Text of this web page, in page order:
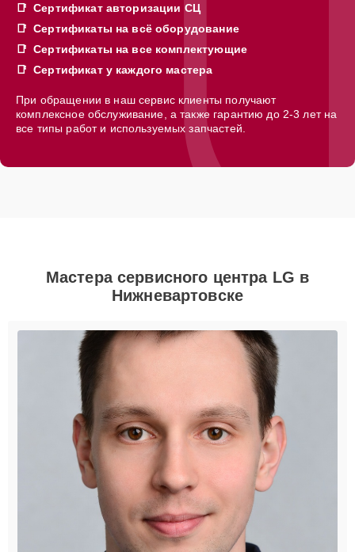
Сертификат авторизации СЦ
Сертификаты на всё оборудование
Сертификаты на все комплектующие
Сертификат у каждого мастера
При обращении в наш сервис клиенты получают
комплексное обслуживание, а также гарантию до 2-3 лет на
все типы работ и используемых запчастей.
Мастера сервисного центра LG в
Нижневартовске